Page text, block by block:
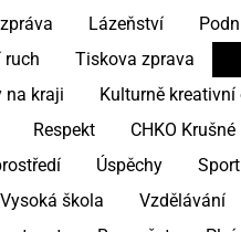
Lázeňství
ruch
Tiskova zprava
na kraji
Kulturně kreativní
Respekt
CHKO
Úspěchy Sport
Vysoká škola
Vzdělávání